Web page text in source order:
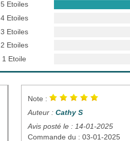
5 Etoiles
4 Etoiles
3 Etoiles
2 Etoiles
1 Etoile
Note :
Auteur : Cathy S
Avis posté le : 14-01-2025
Commande du : 03-01-2025